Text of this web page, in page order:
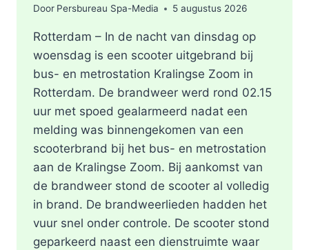
Door Persbureau Spa-Media 5 augustus 2026
Rotterdam – In de nacht van dinsdag op
woensdag is een scooter uitgebrand bij
bus- en metrostation Kralingse Zoom in
Rotterdam. De brandweer werd rond 02.15
uur met spoed gealarmeerd nadat een
melding was binnengekomen van een
scooterbrand bij het bus- en metrostation
aan de Kralingse Zoom. Bij aankomst van
de brandweer stond de scooter al volledig
in brand. De brandweerlieden hadden het
vuur snel onder controle. De scooter stond
geparkeerd naast een dienstruimte waar